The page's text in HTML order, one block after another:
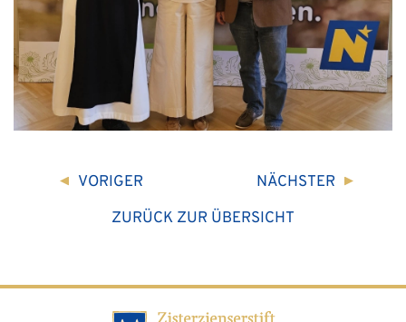
VORIGER
ZURÜCK ZUR ÜBERSICHT
NÄCHSTER